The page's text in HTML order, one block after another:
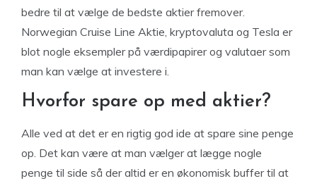
bedre til at vælge de bedste aktier fremover.
Norwegian Cruise Line Aktie, kryptovaluta og Tesla er
blot nogle eksempler på værdipapirer og valutaer som
man kan vælge at investere i.
Hvorfor spare op med aktier?
Alle ved at det er en rigtig god ide at spare sine penge
op. Det kan være at man vælger at lægge nogle
penge til side så der altid er en økonomisk buffer til at